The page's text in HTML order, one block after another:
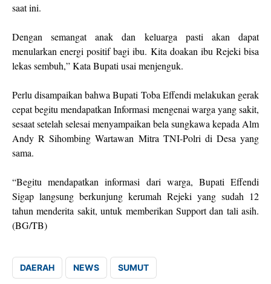
saat ini.
Dengan semangat anak dan keluarga pasti akan dapat
menularkan energi positif bagi ibu. Kita doakan ibu Rejeki bisa
lekas sembuh,” Kata Bupati usai menjenguk.
Perlu disampaikan bahwa Bupati Toba Effendi melakukan gerak
cepat begitu mendapatkan Informasi mengenai warga yang sakit,
sesaat setelah selesai menyampaikan bela sungkawa kepada Alm
Andy R Sihombing Wartawan Mitra TNI-Polri di Desa yang
sama.
“Begitu mendapatkan informasi dari warga, Bupati Effendi
Sigap langsung berkunjung kerumah Rejeki yang sudah 12
tahun menderita sakit, untuk memberikan Support dan tali asih.
(BG/TB)
DAERAH NEWS SUMUT